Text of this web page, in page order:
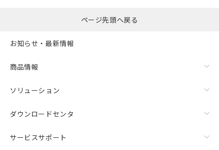
ページ先頭へ戻る
お知らせ・最新情報
商品情報
ソリューション
ダウンロードセンタ
サービスサポート
機器販売店・当社販売員にご確
在庫状況および標準価格結果を当社の
事前の承諾なく第三者に漏洩または開
マイパーツ機能（部品リスト作成サー
お客様が当ウェブサイト上で当社にご
品・サービスに関するお客様との取
をご了承ください。